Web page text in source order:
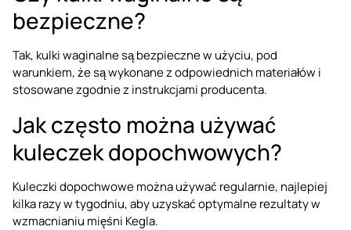
bezpieczne?
Tak, kulki waginalne są bezpieczne w użyciu, pod
warunkiem, że są wykonane z odpowiednich materiałów i
stosowane zgodnie z instrukcjami producenta.
Jak często można używać
kuleczek dopochwowych?
Kuleczki dopochwowe można używać regularnie, najlepiej
kilka razy w tygodniu, aby uzyskać optymalne rezultaty w
wzmacnianiu mięśni Kegla.